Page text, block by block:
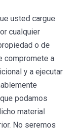
usted cargue
cualquier
o de
compromete a
y a ejecutar
podamos
material
No seremos